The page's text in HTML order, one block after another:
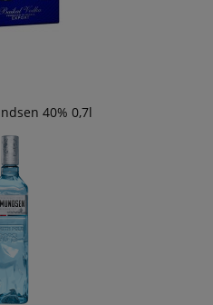
40% 0,7l